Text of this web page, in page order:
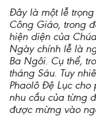
Đây là một lễ
Công Giáo, trong
hiện diện của
Ngày chính lễ là
Ba Ngôi. Cụ thể,
tháng Sáu. Tuy
Phaolô Đệ Lục
nhu cầu của từng
được mừng vào